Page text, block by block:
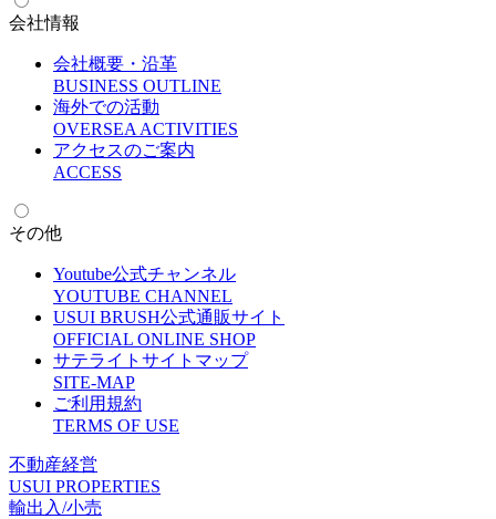
会社情報
会社概要・沿革
BUSINESS OUTLINE
海外での活動
OVERSEA ACTIVITIES
アクセスのご案内
ACCESS
その他
Youtube公式チャンネル
YOUTUBE CHANNEL
USUI BRUSH公式通販サイト
OFFICIAL ONLINE SHOP
サテライトサイトマップ
SITE-MAP
ご利用規約
TERMS OF USE
不動産経営
USUI PROPERTIES
輸出入/小売